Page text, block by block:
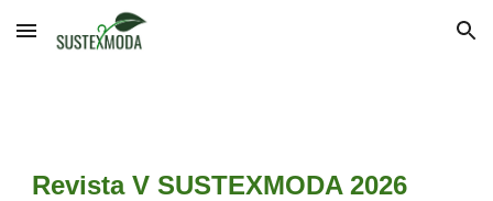
Skip to main content Skip to navigation
Revista V SUSTEXMODA 2026